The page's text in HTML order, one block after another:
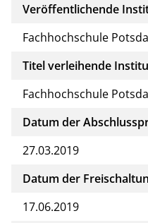
Veröffentlichende
Fachhochschule
Titel verleihende
Fachhochschule
Datum der
27.03.2019
Datum der
17.06.2019